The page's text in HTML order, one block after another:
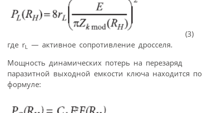
(3)
где rL
— активное сопротивление дросселя.
Мощность динамических потерь на перезаряд
паразитной выходной емкости ключа находится по
формуле: